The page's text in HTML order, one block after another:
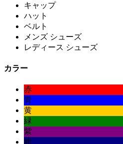
キャップ
ハット
ベルト
メンズ シューズ
レディース シューズ
カラー
赤
青
黄
緑
紫
紺